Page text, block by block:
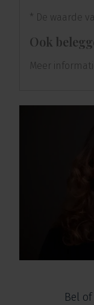
* De waarde
Ook
Meer
Bel